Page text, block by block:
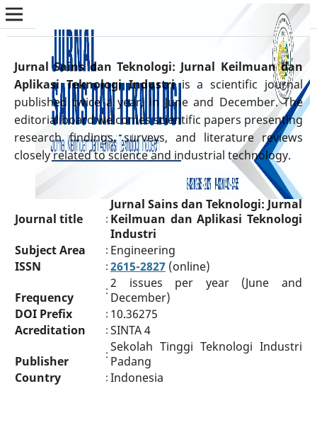
Jurnal Sains dan Teknologi: Jurnal Keilmuan dan
Aplikasi Teknologi Industriis a scientific journal
published twice a year, in June and December. The
editorial board welcomes scientific papers presenting
research findings, surveys, and literature reviews
closely related to science and industrial technology.
Journal title :
Jurnal Sains dan Teknologi: Jurnal
Keilmuan dan Aplikasi Teknologi
Industri
Subject Area
: Engineering
ISSN
: 2615-2827(online)
Frequency
: 2 issues per year (June and
December)
DOI Prefix
: 10.36275
Acreditation
: SINTA 4
Publisher
: Sekolah Tinggi Teknologi Industri
Padang
Country
: Indonesia